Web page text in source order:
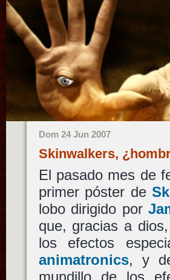
Dom 24 Jun 2007
Skinwalkers,
El pasado mes de
primer póster de
lobo dirigido por
que, gracias a
los efectos
animatronics, y
mundillo de los